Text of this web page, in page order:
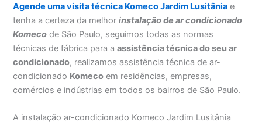
Agende uma visita técnica Komeco Jardim Lusitânia e
tenha a certeza da melhorinstalaçãode ar condicionado
Komeco de São Paulo, seguimos todas as normas
técnicas de fábrica para aassistência técnica do seu ar
condicionado, realizamos assistência técnica de ar-
condicionado Komeco em residências, empresas,
comércios e indústrias em todos os bairros de São Paulo.
A instalação ar-condicionado Komeco Jardim Lusitânia